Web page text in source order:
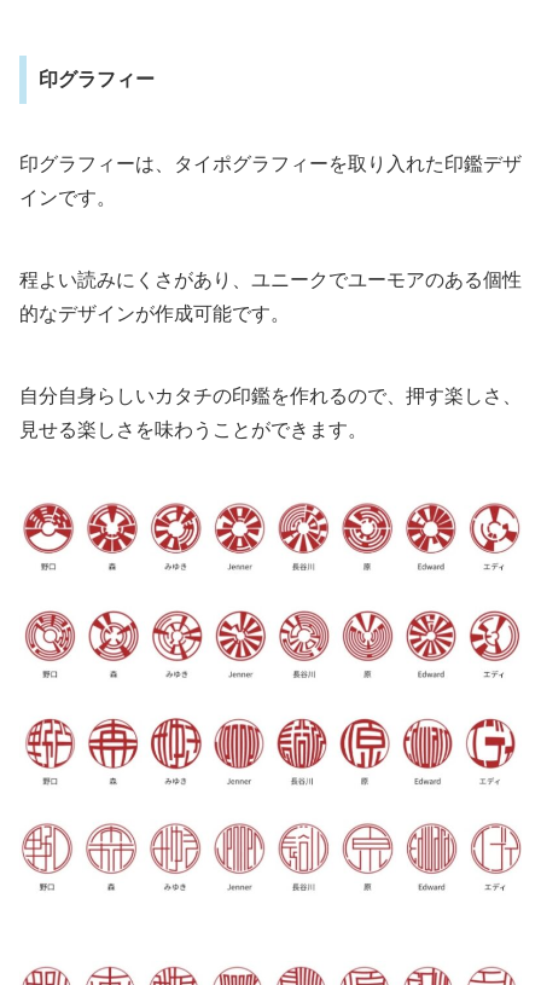
印グラフィー
印グラフィーは、タイポグラフィーを取り入れた印鑑デザ
インです。
程よい読みにくさがあり、ユニークでユーモアのある個性
的なデザインが作成可能です。
自分自身らしいカタチの印鑑を作れるので、押す楽しさ、
見せる楽しさを味わうことができます。